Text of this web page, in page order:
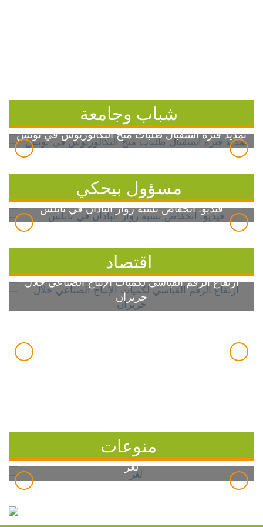
شباب وجامعة
تمديد فترة استقبال طلبات منح البكالوريوس في تونس
مسؤول بيحكي
فيديو: انخفاض نسبة زوار الباذان في نابلس
اقتصاد
ارتفاع الرقم القياسي لكميات الإنتاج الصناعي خلال
حزيران
منوعات
لغز